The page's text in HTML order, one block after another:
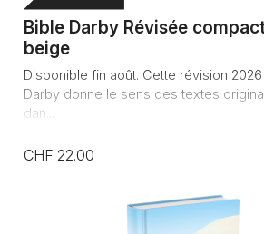
Bible Darby Révisée
beige
Disponible fin août. Cette révision 2026
Darby donne le sens des textes
dan...
CHF 22.00